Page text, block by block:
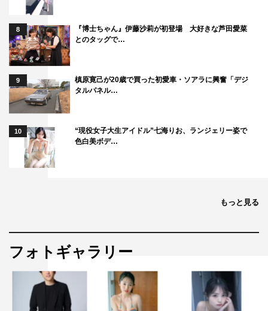
8
『博士ちゃん』伊藤沙莉が初登場 大好きな芦田愛菜
とのタッグで…
9
槙原寛己が20歳で買った初愛車・ソアラに興奮「デジ
タルパネル…
10
“現役女子大生アイドル”七海りお、ランジェリー姿で
色白美ボデ…
もっと見る
フォトギャラリー